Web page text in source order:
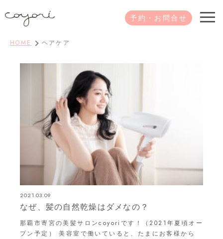
予約・お問合せ
HOME ヘアケア
2021.03.09
なぜ、髪の自然乾燥はダメなの？
那覇市寄宮の美髪サロンcoyoriです！（2021年夏頃オー
プン予定） 美容室で働いていると、たまにお客様から